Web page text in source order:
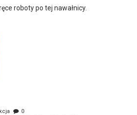
roboty po tej nawałnicy.
0